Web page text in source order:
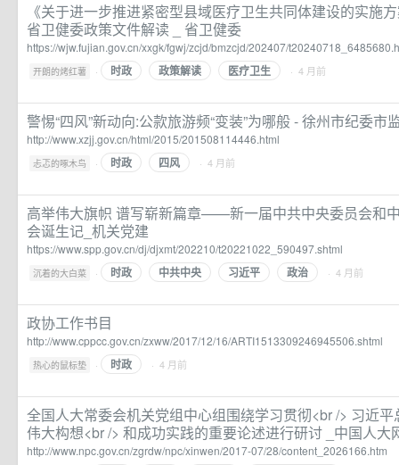
《关于进一步推进紧密型县域医疗卫生共同体建设的实施
省卫健委政策文件解读 _ 省卫健委
https://wjw.fujian.gov.cn/xxgk/fgwj/zcjd/bmzcjd/202407/
开朗的烤红薯 · 时政 政策解读 医疗卫生 · 4 月前
警惕“四风”新动向:公款旅游频“变装”为哪般 - 徐州市纪委市
http://www.xzjj.gov.cn/html/2015/201508114446.html
忐忑的啄木鸟 · 时政 四风 · 4 月前
高举伟大旗帜 谱写崭新篇章——新一届中共中央委员会和
会诞生记_机关党建
https://www.spp.gov.cn/dj/djxmt/202210/t20221022_590497.shtml
沉着的大白菜 · 时政 中共中央 习近平 政治 · 4 月前
政协工作书目
http://www.cppcc.gov.cn/zxww/2017/12/16/ARTI1513309246945506.shtml
热心的鼠标垫 · 时政 · 4 月前
全国人大常委会机关党组中心组围绕学习贯彻<br /> 习近平
伟大构想<br /> 和成功实践的重要论述进行研讨 _中国人大
http://www.npc.gov.cn/zgrdw/npc/xinwen/2017-07/28/content_2026166.htm